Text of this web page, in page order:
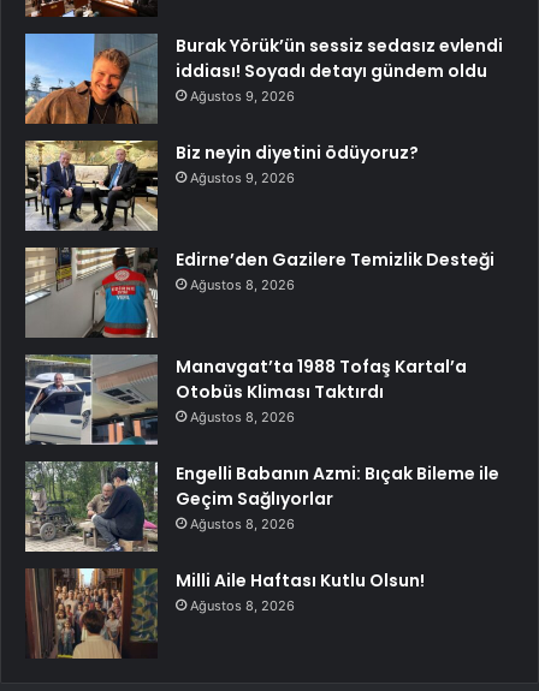
Burak Yörük’ün sessiz sedasız evlendi
iddiası! Soyadı detayı gündem oldu
Ağustos 9, 2026
Biz neyin diyetini ödüyoruz?
Ağustos 9, 2026
Edirne’den Gazilere Temizlik Desteği
Ağustos 8, 2026
Manavgat’ta 1988 Tofaş Kartal’a
Otobüs Kliması Taktırdı
Ağustos 8, 2026
Engelli Babanın Azmi: Bıçak Bileme ile
Geçim Sağlıyorlar
Ağustos 8, 2026
Milli Aile Haftası Kutlu Olsun!
Ağustos 8, 2026